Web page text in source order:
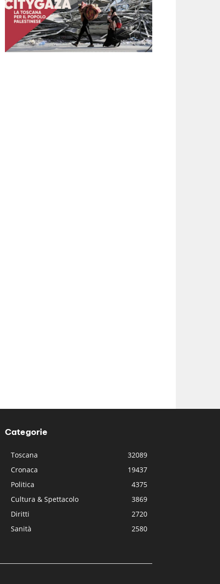
Categorie
Toscana
32089
Cronaca
19437
Politica
4375
Cultura & Spettacolo
3869
Diritti
2720
Sanità
2580